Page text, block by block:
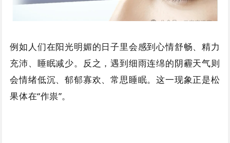
例如人们在阳光明媚的日子里会感到心情舒畅、精力
充沛、睡眠减少。反之，遇到细雨连绵的阴霾天气则
会情绪低沉、郁郁寡欢、常思睡眠。这一现象正是松
果体在“作祟”。